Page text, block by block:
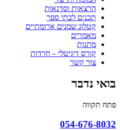
הרצאות וסדנאות
תכנים לבתי ספר
קטלוג שמנים ארומתיים
מאמרים
מתנות
קורס דיגיטלי – חרדות
צור קשר
בואי נדבר
פתח תקווה
054-676-8032